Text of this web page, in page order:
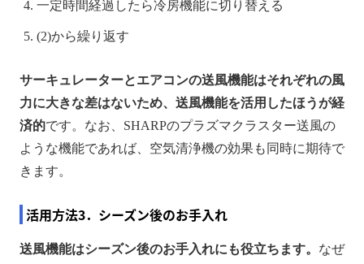
一定時間経過したら冷房機能に切り替える
(2)から繰り返す
サーキュレーターとエアコンの送風機能はそれぞれの風
力に大きな差はないため、送風機能を活用したほうが経
済的です。なお、SHARPのプラズマクラスター送風の
ような機能であれば、空気清浄機の効果も同時に期待で
きます。
活用方法3．シーズン後のお手入れ
送風機能はシーズン後のお手入れにも役立ちます。 なぜ